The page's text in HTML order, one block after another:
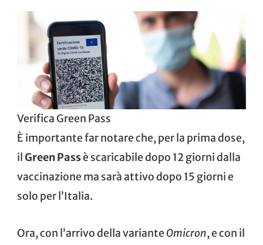
Verifica Green Pass
È importante far notare che, per la prima dose,
ilGreen Passè scaricabile dopo 12 giorni dalla
vaccinazione ma sarà attivo dopo 15 giorni e
solo per l’Italia.
Ora, con l’arrivo della variante Omicron, e con il